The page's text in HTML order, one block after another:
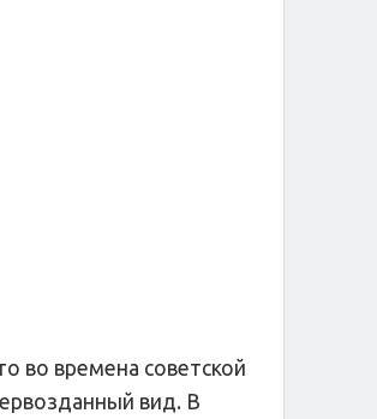
во времена советской
вид. В